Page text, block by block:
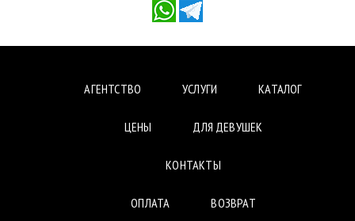
АГЕНТСТВО УСЛУГИ КАТАЛОГ
ЦЕНЫ ДЛЯ ДЕВУШЕК
КОНТАКТЫ
ОПЛАТА ВОЗВРАТ